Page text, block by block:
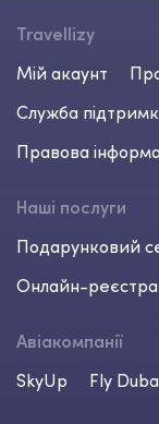
Travellizy
Мій акаунт
Служба
Правова
Наші послуги
Подарунковий
Онлайн-
Авіакомпанії
SkyUp
Fly